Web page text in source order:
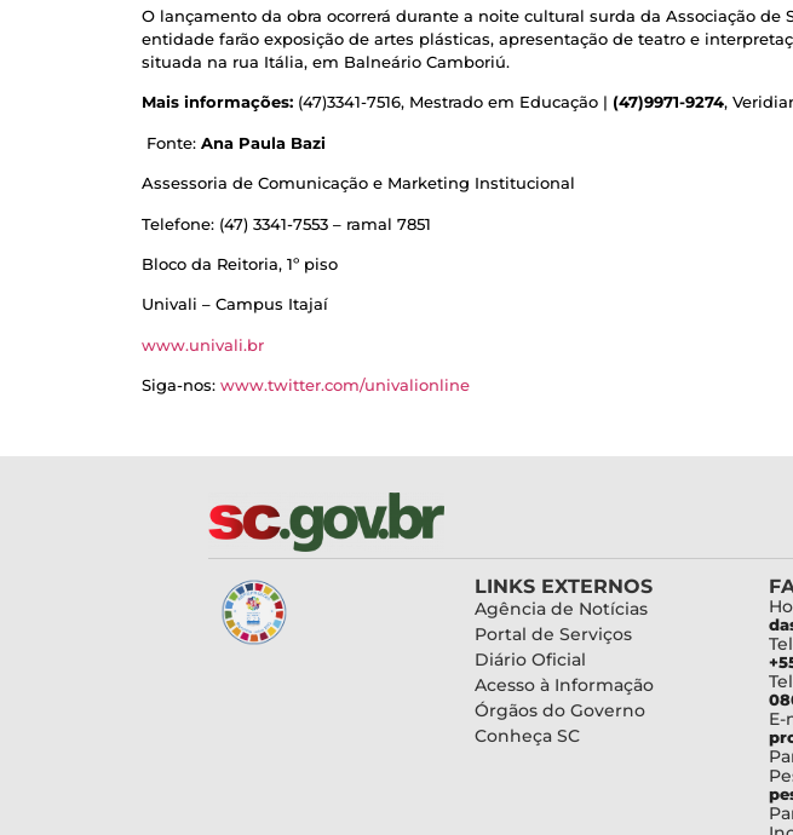
O lançamento da obra ocorrerá durante a noite cultural surda da Associação
entidade farão exposição de artes plásticas, apresentação de teatro e
situada na rua Itália, em Balneário Camboriú.
Mais informações: (47)3341-7516, Mestrado em Educação | (47)9971-9274,
Fonte: Ana Paula Bazi
Assessoria de Comunicação e Marketing Institucional
Telefone: (47) 3341-7553 – ramal 7851
Bloco da Reitoria, 1º piso
Univali – Campus Itajaí
www.univali.br
Siga-nos: www.twitter.com/univalionline
LINKS EXTERNOS
Agência de Notícias
Portal de Serviços
Diário Oficial
Acesso à Informação
Órgãos do Governo
Conheça SC
E-